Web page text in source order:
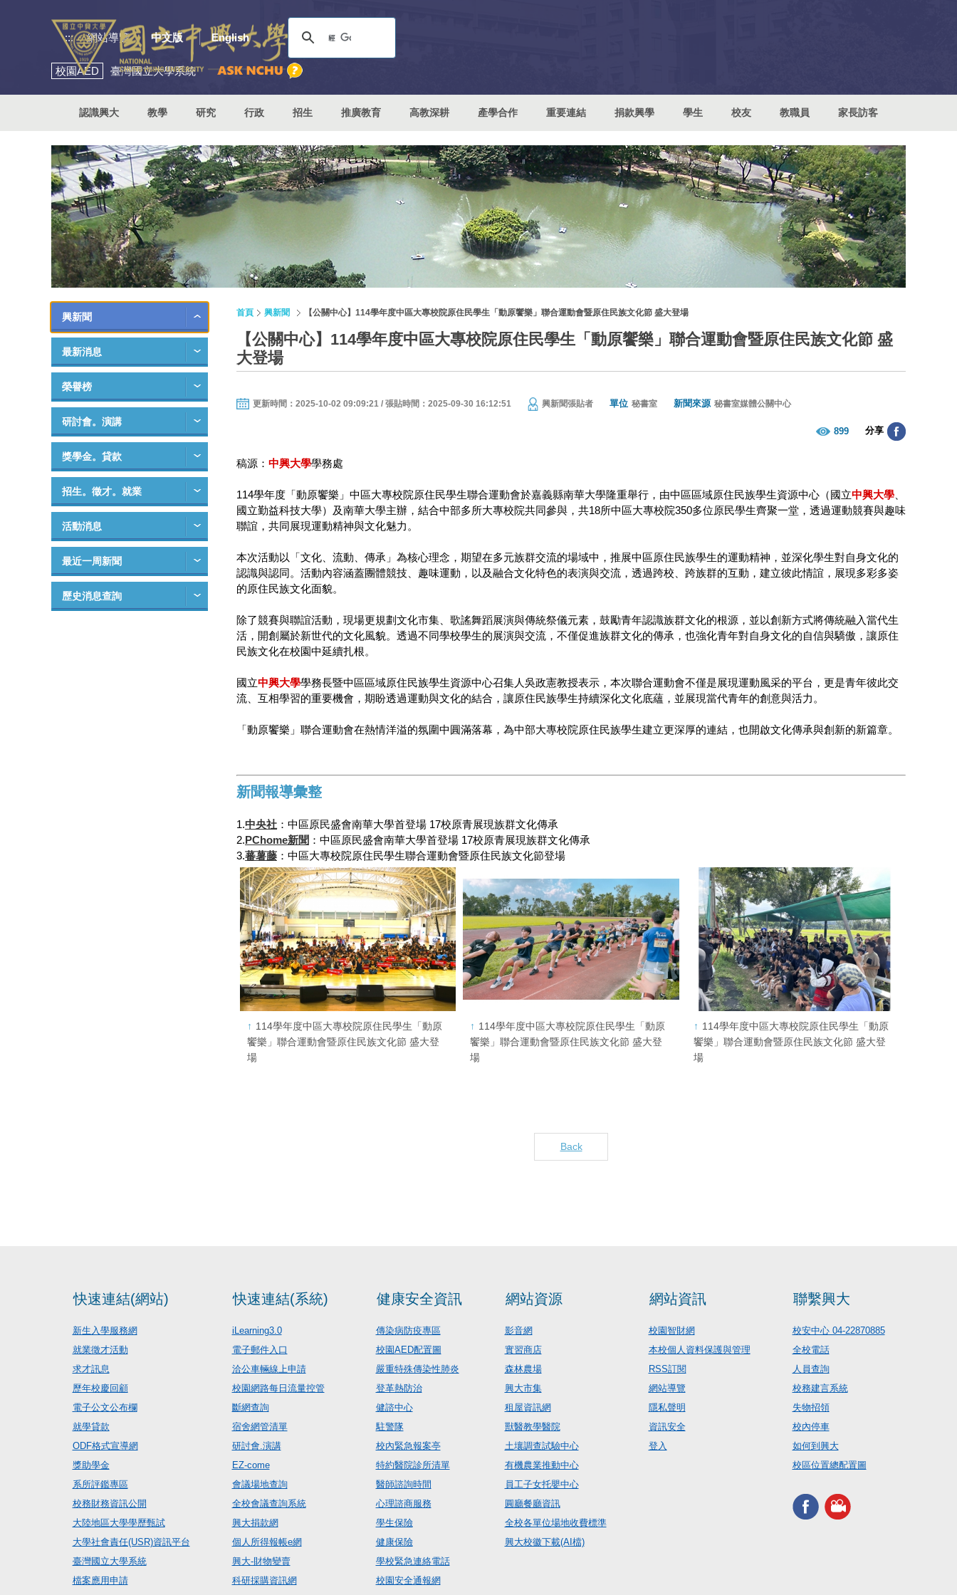
::: 網站導覽 中文版 English
校園AED 臺灣國立大學系統
認識興大 教學 研究 行政 招生 推廣教育 高教深耕 產學合作 重要連結 捐款興學 學生 校友 教職員 家長訪客
興新聞
最新消息
榮譽榜
研討會。演講
獎學金。貸款
招生。徵才。就業
活動消息
最近一周新聞
歷史消息查詢
首頁 興新聞 【公關中心】114學年度中區大專校院原住民學生「動原饗樂」聯合運動會暨原住民族文化節 盛大登場
【公關中心】114學年度中區大專校院原住民學生「動原饗樂」聯合運動會暨原住民族文化節 盛
大登場
更新時間：2025-10-02 09:09:21 / 張貼時間：2025-09-30 16:12:51 興新聞張貼者 單位 秘書室 新聞來源 秘書室媒體公關中心
899 分享
稿源： 中興大學學務處
114學年度「動原饗樂」中區大專校院原住民學生聯合運動會於嘉義縣南華大學隆重舉行，由中區區域原住民族學生資源中心（國立中興大學
國立勤益科技大學）及南華大學主辦，結合中部多所大專校院共同參與，共18所中區大專校院350多位原民學生齊聚一堂，透過運動競賽與趣味
聯誼，共同展現運動精神與文化魅力。
本次活動以「文化、流動、傳承」為核心理念，期望在多元族群交流的場域中，推展中區原住民族學生的運動精神，並深化學生對自身文化的
認識與認同。活動內容涵蓋團體競技、趣味運動，以及融合文化特色的表演與交流，透過跨校、跨族群的互動，建立彼此情誼，展現多彩多姿
的原住民族文化面貌。
除了競賽與聯誼活動，現場更規劃文化市集、歌謠舞蹈展演與傳統祭儀元素，鼓勵青年認識族群文化的根源，並以創新方式將傳統融入當代生
活，開創屬於新世代的文化風貌。透過不同學校學生的展演與交流，不僅促進族群文化的傳承，也強化青年對自身文化的自信與驕傲，讓原住
民族文化在校園中延續扎根。
國立中興大學學務長暨中區區域原住民族學生資源中心召集人吳政憲教授表示，本次聯合運動會不僅是展現運動風采的平台，更是青年彼此交
流、互相學習的重要機會，期盼透過運動與文化的結合，讓原住民族學生持續深化文化底蘊，並展現當代青年的創意與活力。
「動原饗樂」聯合運動會在熱情洋溢的氛圍中圓滿落幕，為中部大專校院原住民族學生建立更深厚的連結，也開啟文化傳承與創新的新篇章。
新聞報導彙整
1.中央社 ：中區原民盛會南華大學首登場 17校原青展現族群文化傳承
2.PChome新聞 ：中區原民盛會南華大學首登場 17校原青展現族群文化傳承
3.蕃薯藤 ：中區大專校院原住民學生聯合運動會暨原住民族文化節登場
114學年度中區大專校院原住民學生「動原
饗樂」聯合運動會暨原住民族文化節 盛大登
場
114學年度中區大專校院原住民學生「動原
饗樂」聯合運動會暨原住民族文化節 盛大登
場
114學年度中區大專校院原住民學生「動原
饗樂」聯合運動會暨原住民族文化節 盛大登
場
Back
快速連結(網站)
新生入學服務網
就業徵才活動
求才訊息
歷年校慶回顧
電子公文公布欄
就學貸款
ODF格式宣導網
獎助學金
系所評鑑專區
校務財務資訊公開
大陸地區大學學歷甄試
大學社會責任(USR)資訊平台
臺灣國立大學系統
檔案應用申請
快速連結(系統)
iLearning3.0
電子郵件入口
洽公車輛線上申請
校園網路每日流量控管
斷網查詢
宿舍網管清單
研討會.演講
EZ-come
會議場地查詢
全校會議查詢系統
興大捐款網
個人所得報帳e網
興大-財物變賣
科研採購資訊網
健康安全資訊
傳染病防疫專區
校園AED配置圖
嚴重特殊傳染性肺炎
登革熱防治
健諮中心
駐警隊
校內緊急報案亭
特約醫院診所清單
醫師諮詢時間
心理諮商服務
學生保險
健康保險
學校緊急連絡電話
校園安全通報網
網站資源
影音網
實習商店
森林農場
興大市集
租屋資訊網
獸醫教學醫院
土壤調查試驗中心
有機農業推動中心
員工子女托嬰中心
圓廳餐廳資訊
全校各單位場地收費標準
興大校徽下載(AI檔)
網站資訊
校園智財網
本校個人資料保護與管理
RSS訂閱
網站導覽
隱私聲明
資訊安全
登入
聯繫興大
校安中心 04-22870885
全校電話
人員查詢
校務建言系統
失物招領
校內停車
如何到興大
校區位置總配置圖